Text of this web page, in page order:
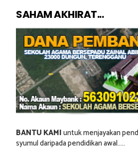
SAHAM AKHIRAT...
BANTU KAMIuntuk menjayakan
syumul daripada pendidikan awal.....